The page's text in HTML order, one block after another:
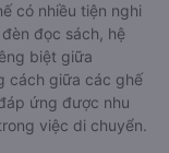
có nhiều tiện nghi
đọc sách, hệ
biệt giữa
cách giữa các ghế
ứng được nhu
việc di chuyển.